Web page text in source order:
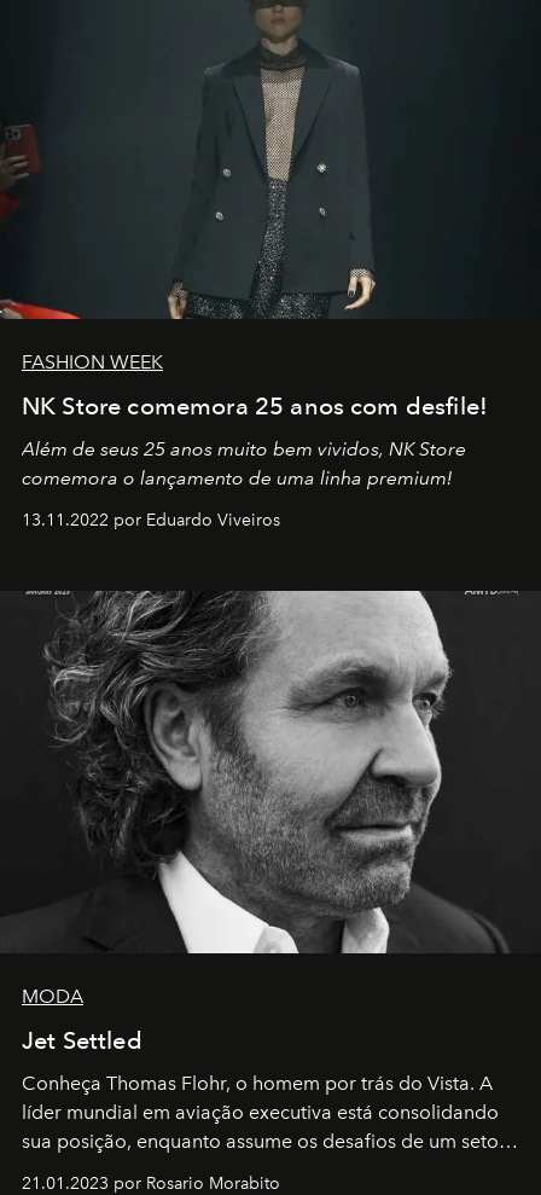
FASHION WEEK
NK Store comemora 25 anos com desfile!
Além de seus 25 anos muito bem vividos, NK Store
comemora o lançamento de uma linha premium!
13.11.2022 por Eduardo Viveiros
MODA
Jet Settled
Conheça Thomas Flohr, o homem por trás do Vista. A
líder mundial em aviação executiva está consolidando
sua posição, enquanto assume os desafios de um setor
em rápida evolução e redefinindo o conceito de luxo
21.01.2023 por Rosario Morabito